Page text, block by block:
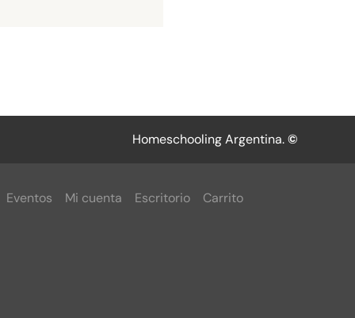
Homeschooling Argentina.©
Eventos Mi cuenta Escritorio
Carrito